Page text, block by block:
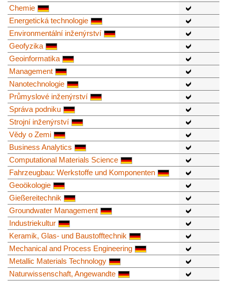
Chemie
Energetická technologie
Environmentální inženýrství
Geofyzika
Geoinformatika
Management
Nanotechnologie
Průmyslové inženýrství
Správa podniku
Strojní inženýrství
Vědy o Zemi
Business Analytics
Computational Materials Science
Fahrzeugbau: Werkstoffe und Komponenten
Geoökologie
Gießereitechnik
Groundwater Management
Industriekultur
Keramik, Glas- und Baustofftechnik
Mechanical and Process Engineering
Metallic Materials Technology
Naturwissenschaft, Angewandte